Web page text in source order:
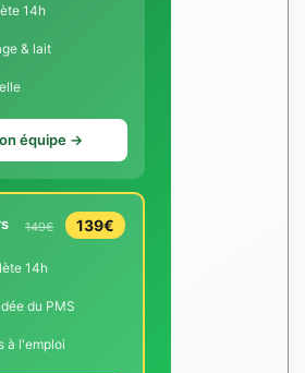
14h
& lait
équipe →
149€ 139€
14h
du PMS
à l'emploi